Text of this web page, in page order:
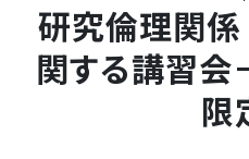
研究倫理関
関する講習会
限